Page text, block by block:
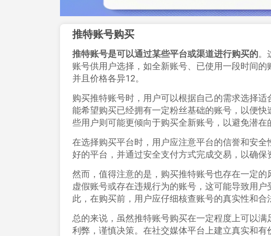
推特账号购买
推特账号是可以通过某些平台或渠道进行购买的。
账号供用户选择，如全新账号、已使用一段时间的
并且价格各异‌12。
购买推特账号时，用户可以根据自己的需求选择
能希望购买已经拥有一定粉丝基础的账号，以便
些用户则可能更倾向于购买全新账号，以避免潜在
在选择购买平台时，用户应注意平台的信誉和安
好的平台，并通过安全支付方式完成交易，以确保
然而，值得注意的是，购买推特账号也存在一定
虚假账号或存在违规行为的账号，这可能导致用
此，在购买前，用户应仔细核查账号的真实性和合
总的来说，虽然推特账号购买在一定程度上可以
利弊，谨慎决策。在社交媒体平台上建立真实和